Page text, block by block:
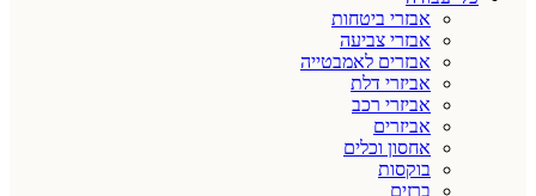
אבזרי ביטחות
אבזרי צביעה
אבזרים לאמבטייה
אביזרי דלת
אביזרי רכב
אביזרים
אחסון וכלים
בוקסות
ברזים